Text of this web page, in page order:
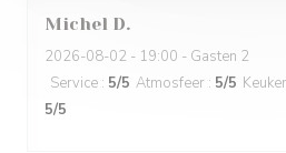
Michel D
2026-08-02 - 19:00 - Gasten 2
Service : 5/5 Atmosfeer : 5/5
5/5